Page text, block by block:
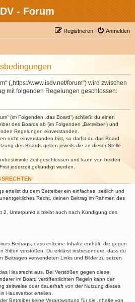
- Forum
Anmelden
Registrieren
(„https://www.isdv.net/forum“) wird zwischen
mit folgenden Regelungen geschlossen:
(im Folgenden „das Board“) schließt du einen
des Boards ab (im Folgenden „Betreiber“) und
Regelungen einverstanden.
nicht einverstanden bist, so darfst du das Board
des Boards gelten jeweils die an dieser Stelle
Zeit geschlossen und kann von beiden
jederzeit gekündigt werden.
erteilst du dem Betreiber ein einfaches, zeitlich und
Recht, deinen Beitrag im Rahmen des
2, Unterpunkt a bleibt auch nach Kündigung des
Beitrags, dass er keine Inhalte enthält, die gegen
Sitten verstoßen. Du erklärst insbesondere, dass du
Beiträgen verwendeten Links und Bilder zu setzen
Hausrecht aus. Bei Verstößen gegen diese
im Board veröffentlichten Regeln kann der
zeitweise oder dauerhaft von der Nutzung dieses
Hausverbot erteilen.
Betreiber keine Verantwortung für die Inhalte von